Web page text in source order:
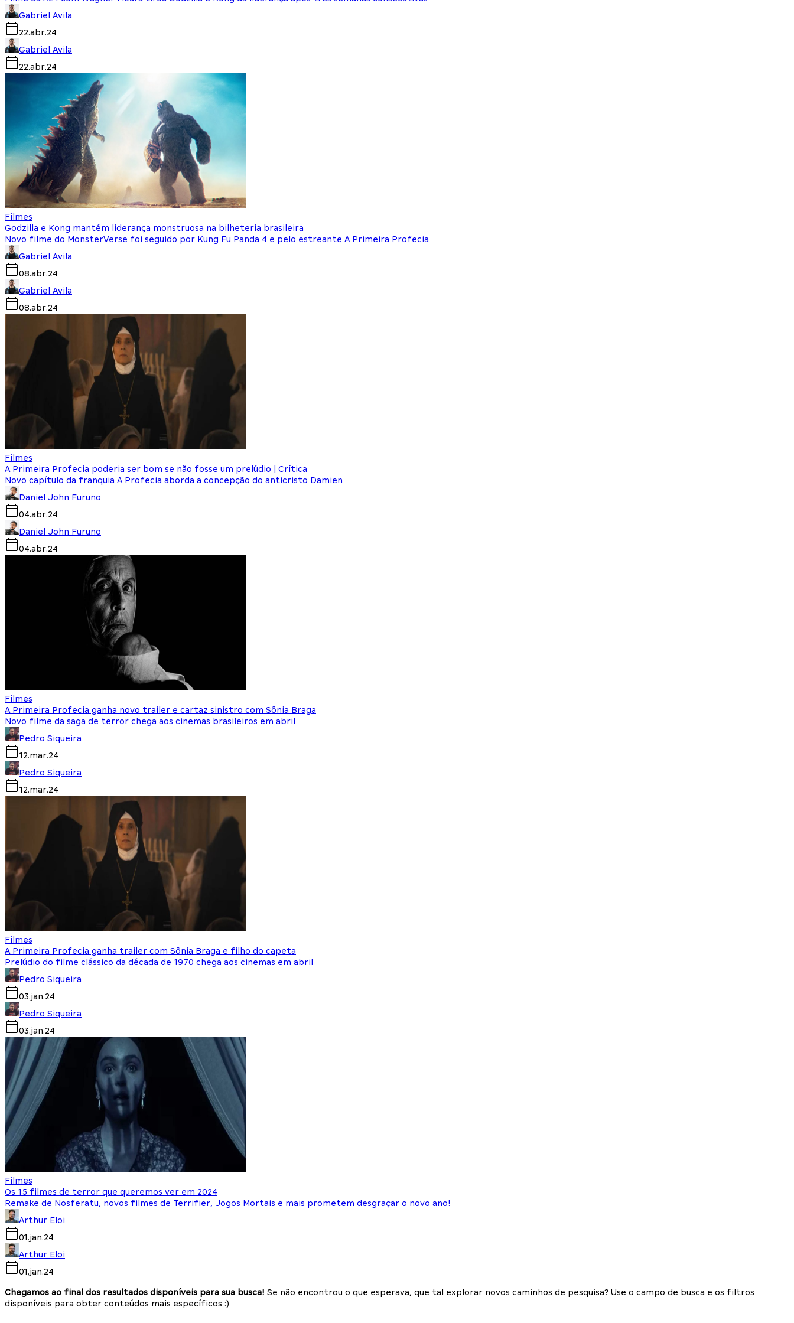
Gabriel Avila
22.abr.24
Gabriel Avila
22.abr.24
Filmes
Godzilla e Kong mantém liderança monstruosa na bilheteria brasileira
Novo filme do MonsterVerse foi seguido por Kung Fu Panda 4 e pelo estreante A Primeira Profecia
Gabriel Avila
08.abr.24
Gabriel Avila
08.abr.24
Filmes
A Primeira Profecia poderia ser bom se não fosse um prelúdio | Crítica
Novo capítulo da franquia A Profecia aborda a concepção do anticristo Damien
Daniel John Furuno
04.abr.24
Daniel John Furuno
04.abr.24
Filmes
A Primeira Profecia ganha novo trailer e cartaz sinistro com Sônia Braga
Novo filme da saga de terror chega aos cinemas brasileiros em abril
Pedro Siqueira
12.mar.24
Pedro Siqueira
12.mar.24
Filmes
A Primeira Profecia ganha trailer com Sônia Braga e filho do capeta
Prelúdio do filme clássico da década de 1970 chega aos cinemas em abril
Pedro Siqueira
03.jan.24
Pedro Siqueira
03.jan.24
Filmes
Os 15 filmes de terror que queremos ver em 2024
Remake de Nosferatu, novos filmes de Terrifier, Jogos Mortais e mais prometem desgraçar o novo ano!
Arthur Eloi
01.jan.24
Arthur Eloi
01.jan.24
Chegamos ao final dos resultados disponíveis para sua busca! Se não encontrou o que esperava, que tal explorar novos caminhos de pesquisa? Use o campo de busca e os filtros
disponíveis para obter conteúdos mais específicos :)